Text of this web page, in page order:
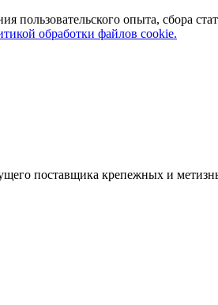
пользовательского опыта, сбора
обработки файлов cookie.
поставщика крепежных и